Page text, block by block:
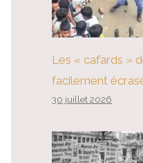
Les « cafards »
facilement
30 juillet 2026